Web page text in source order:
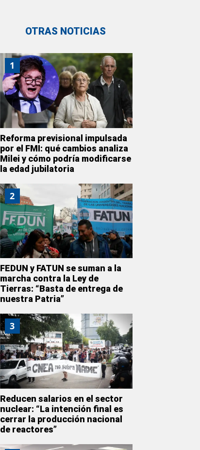
OTRAS NOTICIAS
1
Reforma previsional impulsada
por el FMI: qué cambios analiza
Milei y cómo podría modificarse
la edad jubilatoria
2
FEDUN y FATUN se suman a la
marcha contra la Ley de
Tierras: “Basta de entrega de
nuestra Patria”
3
Reducen salarios en el sector
nuclear: “La intención final es
cerrar la producción nacional
de reactores”